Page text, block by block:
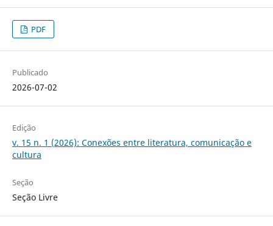
PDF
Publicado
2026-07-02
Edição
v. 15 n. 1 (2026): Conexões entre literatura, comunicação e
cultura
Seção
Seção Livre